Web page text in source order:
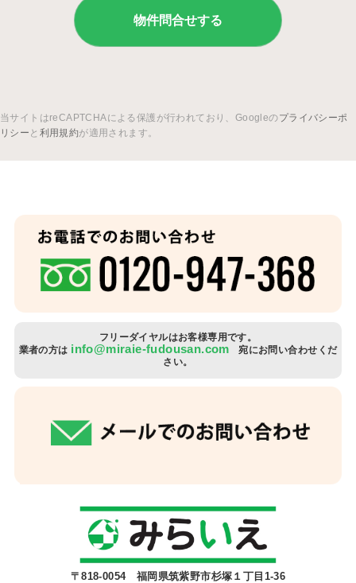
当サイトはreCAPTCHAによる保護が行われており、Googleのプライバシーポ
リシー と 利用規約が適用されます。
フリーダイヤルはお客様専用です。
業者の方は info@miraie-fudousan.com
宛にお問い合わせくだ
さい。
〒818-0054 福岡県筑紫野市杉塚１丁目1-36